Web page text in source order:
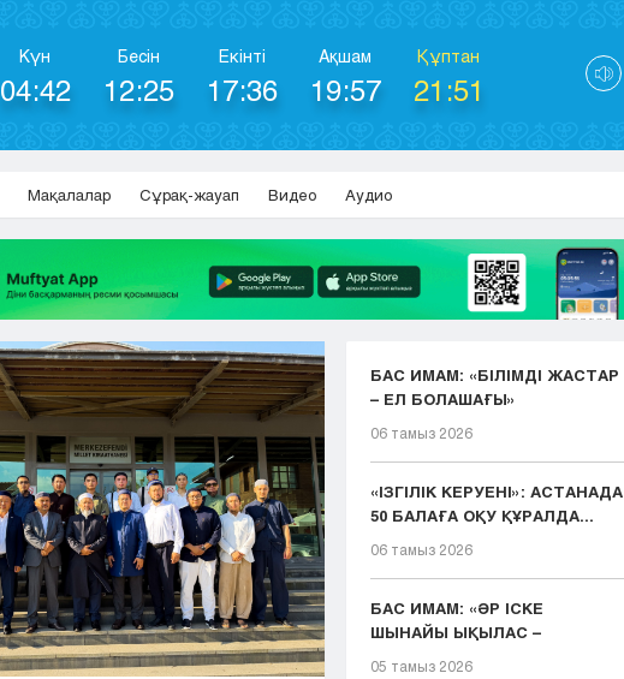
Күн
04:42
Бесін
12:25
Екінті
17:36
Ақшам
19:57
Құптан
21:51
Мақалалар Сұрақ-жауап Видео Аудио
БАС ИМАМ: «БІЛІМДІ ЖАСТАР
– ЕЛ БОЛАШАҒЫ»
06 тамыз 2026
«ІЗГІЛІК КЕРУЕНІ»: АСТАНАДА
50 БАЛАҒА ОҚУ ҚҰРАЛДА...
06 тамыз 2026
БАС ИМАМ: «ӘР ІСКЕ
ШЫНАЙЫ ЫҚЫЛАС –
ҚЫЗМЕТІМІЗДІҢ ...
05 тамыз 2026